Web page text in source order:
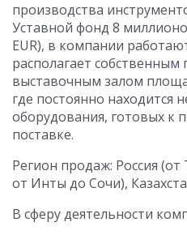
производства
Уставной фонд 8
EUR), в компании
располагает
выставочным залом
где постоянно находится
оборудования, готовых к
поставке.
Регион продаж: Россия
от Инты до Сочи),
В сферу деятельности